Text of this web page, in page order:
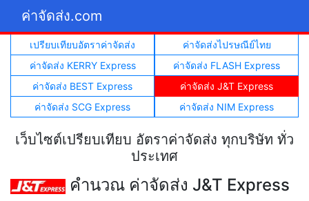
ค่าจัดส่ง.com
เปรียบเทียบอัตราค่าจัดส่ง
ค่าจัดส่งไปรษณีย์ไทย
ค่าจัดส่ง KERRY Express
ค่าจัดส่ง FLASH Express
ค่าจัดส่ง BEST Express
ค่าจัดส่ง J&T Express
ค่าจัดส่ง SCG Express
ค่าจัดส่ง NIM Express
เว็บไซต์เปรียบเทียบ อัตราค่าจัดส่ง ทุกบริษัท ทั่ว
ประเทศ
คำนวณ ค่าจัดส่ง J&T Express